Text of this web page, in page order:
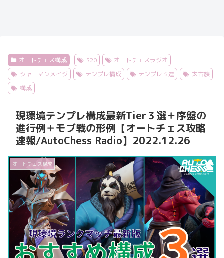
オートチェス構成 S20
オートチェスラジオ
シャーマンメイジ
テンプレ構成 テンプレ３選
太古族
構成
現環境テンプレ構成最新Tier３選＋序盤の
進行例＋モブ戦の形例【オートチェス攻略
速報/AutoChess Radio】2022.12.26
オートチェス構成